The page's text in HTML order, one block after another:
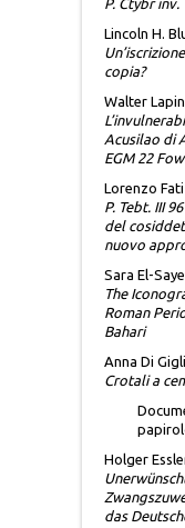
RIFLESSI
STUDI E
TEATRO
UBI
VARIA
TEDESCA
P. Ctybr
Lincoln H.
copia?
Walter
Acusilao di
EGM 22
Lorenzo Fati
P. Tebt. III
del
nuovo
Sara El-
The
Roman
Bahari
Anna Di
Crotali a
Holger
das